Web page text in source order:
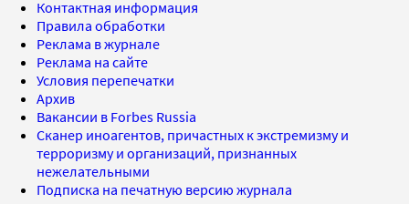
Контактная информация
Правила обработки
Реклама в журнале
Реклама на сайте
Условия перепечатки
Архив
Вакансии в Forbes Russia
Сканер иноагентов, причастных к экстремизму и
терроризму и организаций, признанных
нежелательными
Подписка на печатную версию журнала